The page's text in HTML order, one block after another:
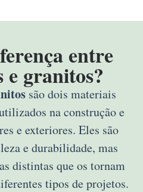
entre
granitos?
são dois materiais
na construção e
e exteriores. Eles são
e durabilidade, mas
distintas que os tornam
tipos de projetos.